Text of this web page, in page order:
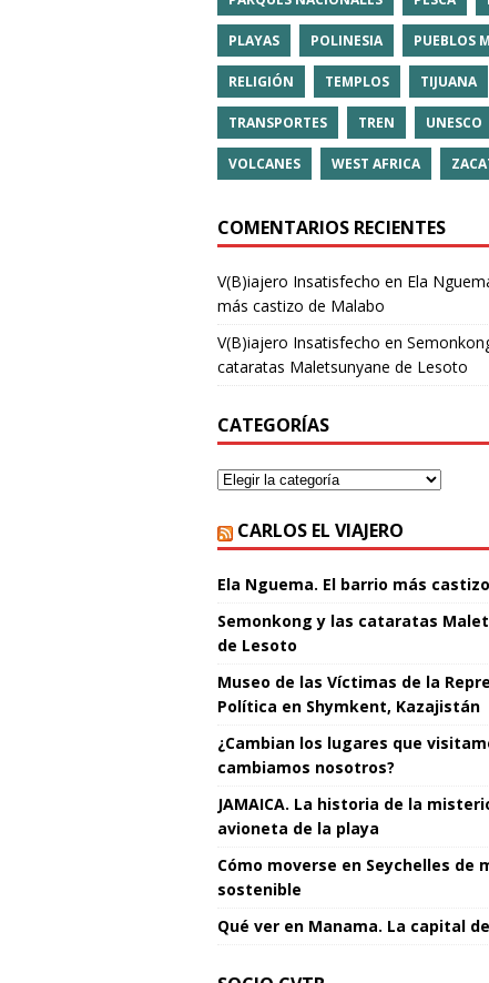
PLAYAS POLINESIA PUEBLOS
RELIGIÓN TEMPLOS TIJUANA
TRANSPORTES TREN UNESCO
VOLCANES WEST AFRICA
COMENTARIOS RECIENTES
V(B)iajero Insatisfecho en Ela
más castizo de Malabo
V(B)iajero Insatisfecho en
cataratas Maletsunyane de Lesoto
CATEGORÍAS
CARLOS EL VIAJERO
Ela Nguema. El barrio más
Semonkong y las cataratas
de Lesoto
Museo de las Víctimas de la
Política en Shymkent, Kazajistán
¿Cambian los lugares que
cambiamos nosotros?
JAMAICA. La historia de la
avioneta de la playa
Cómo moverse en Seychelles de
sostenible
Qué ver en Manama. La capital